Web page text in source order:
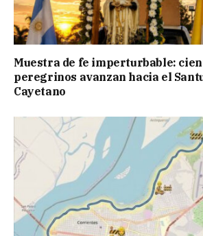
Muestra de fe imperturbable:
peregrinos avanzan hacia el
Cayetano